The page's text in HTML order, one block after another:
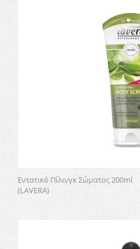
Εντατικό Πίλινγκ Σώματος 200ml
(LAVERA)